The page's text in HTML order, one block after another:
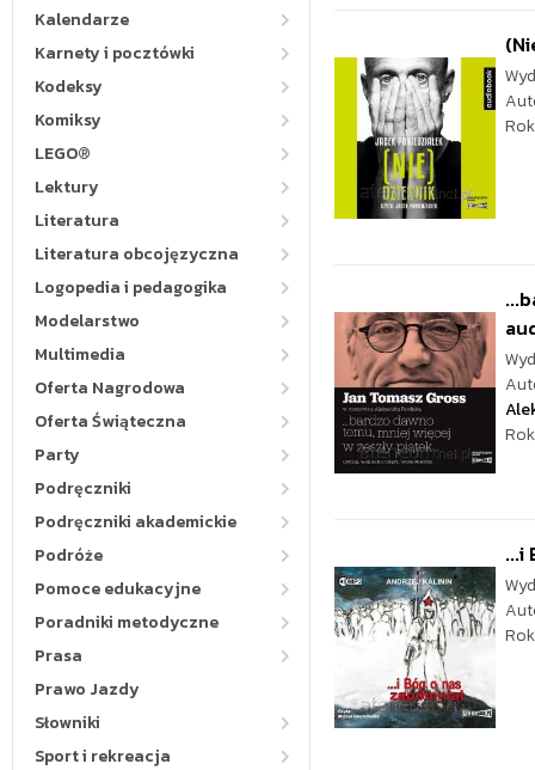
Kalendarze
Karnety i pocztówki
Kodeksy
Komiksy
LEGO®
Lektury
Literatura
Literatura obcojęzyczna
Logopedia i pedagogika
Modelarstwo
Multimedia
Oferta Nagrodowa
Oferta Świąteczna
Party
Podręczniki
Podręczniki akademickie
Podróże
Pomoce edukacyjne
Poradniki metodyczne
Prasa
Prawo Jazdy
Słowniki
Sport i rekreacja
...i